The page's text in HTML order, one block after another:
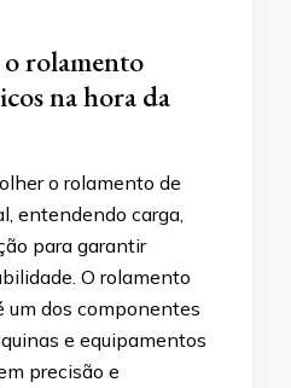
rolamento
na hora da
o rolamento de
entendendo carga,
para garantir
O rolamento
um dos componentes
e equipamentos
precisão e